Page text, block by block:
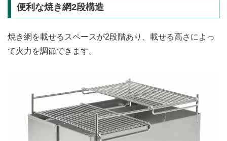
便利な焼き網2段構造
焼き網を載せるスペースが2段階あり、載せる高さによっ
て火力を調節できます。